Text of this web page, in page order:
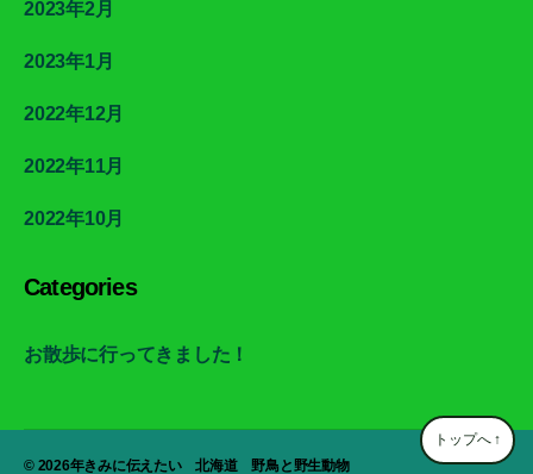
2023年2月
2023年1月
2022年12月
2022年11月
2022年10月
Categories
お散歩に行ってきました！
© 2026年きみに伝えたい 北海道 野鳥と野生動物
トップへ ↑